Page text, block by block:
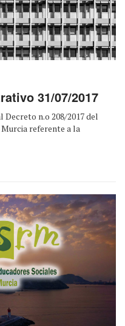
31/07/2017
n.o 208/2017 del
referente a la